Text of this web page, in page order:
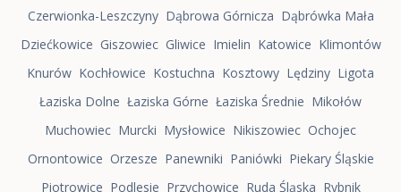
Czerwionka-Leszczyny Dąbrowa Górnicza Dąbrówka Mała
Dziećkowice Giszowiec Gliwice Imielin Katowice Klimontów
Knurów Kochłowice Kostuchna Kosztowy Lędziny Ligota
Łaziska Dolne Łaziska Górne Łaziska Średnie Mikołów
Muchowiec Murcki Mysłowice Nikiszowiec Ochojec
Ornontowice Orzesze Panewniki Paniówki Piekary Śląskie
Piotrowice Podlesie Przychowice Ruda Śląska Rybnik